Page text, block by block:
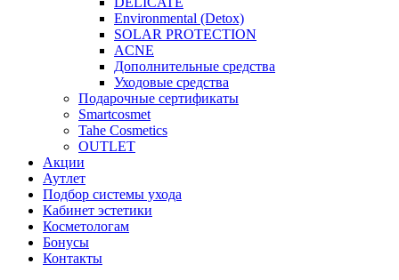
Environmental (Detox)
SOLAR PROTECTION
АCNE
Дополнительные средства
Уходовые средства
Подарочные сертификаты
Smartcosmet
Tahe Cosmetics
OUTLET
Акции
Аутлет
Подбор системы ухода
Кабинет эстетики
Косметологам
Бонусы
Контакты